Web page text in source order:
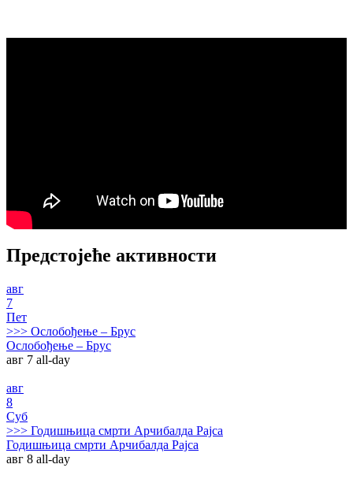
Предстојеће активности
авг
7
Пет
>>> Ослобођење – Брус
Ослобођење – Брус
авг 7 all-day
авг
8
Суб
>>> Годишњица смрти Арчибалда Рајса
Годишњица смрти Арчибалда Рајса
авг 8 all-day